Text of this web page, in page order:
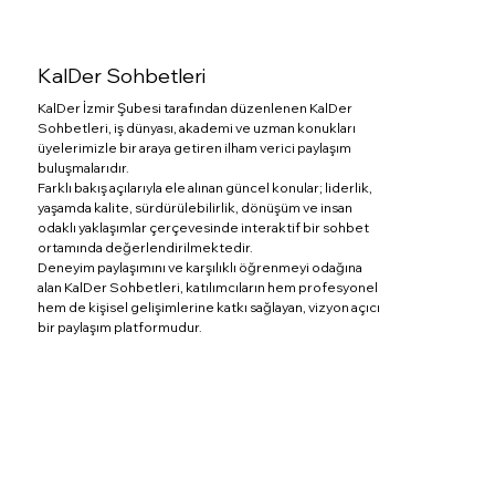
KalDer Sohbetleri
KalDer İzmir Şubesi tarafından düzenlenen KalDer
Sohbetleri, iş dünyası, akademi ve uzman konukları
üyelerimizle bir araya getiren ilham verici paylaşım
buluşmalarıdır.
Farklı bakış açılarıyla ele alınan güncel konular; liderlik,
yaşamda kalite, sürdürülebilirlik, dönüşüm ve insan
odaklı yaklaşımlar çerçevesinde interaktif bir sohbet
ortamında değerlendirilmektedir.
Deneyim paylaşımını ve karşılıklı öğrenmeyi odağına
alan KalDer Sohbetleri, katılımcıların hem profesyonel
hem de kişisel gelişimlerine katkı sağlayan, vizyon açıcı
bir paylaşım platformudur.